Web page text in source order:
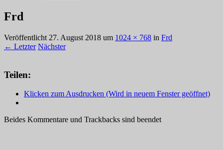
Frd
Veröffentlicht 27. August 2018 um 1024 × 768 in Frd
← Letzter Nächster
Teilen:
Klicken zum Ausdrucken (Wird in neuem Fenster geöffnet)
Beides Kommentare und Trackbacks sind beendet